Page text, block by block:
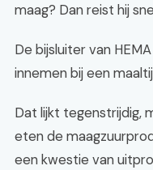
maag? Dan reist hij
De bijsluiter van
innemen bij een
Dat lijkt tegenstrijdig,
eten de
een kwestie van